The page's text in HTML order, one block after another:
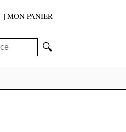
| MON PANIER
🔍